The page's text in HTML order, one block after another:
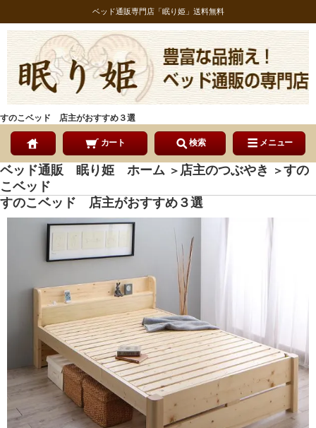
ベッド通販専門店「眠り姫」送料無料
すのこベッド 店主がおすすめ３選
カート 検索 メニュー
ベッド通販 眠り姫 ホーム ＞ 店主のつぶやき ＞すの
こベッド
すのこベッド 店主がおすすめ３選